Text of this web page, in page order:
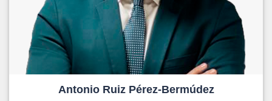
Antonio Ruiz Pérez-Bermúdez